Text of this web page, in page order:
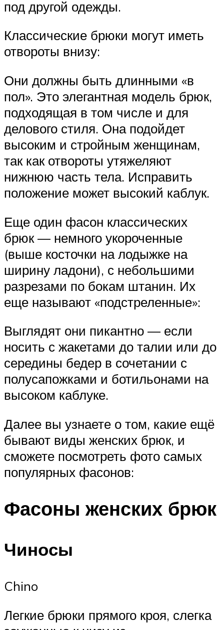
под другой одежды.
Классические брюки могут иметь
отвороты внизу:
Они должны быть длинными «в
пол». Это элегантная модель брюк,
подходящая в том числе и для
делового стиля. Она подойдет
высоким и стройным женщинам,
так как отвороты утяжеляют
нижнюю часть тела. Исправить
положение может высокий каблук.
Еще один фасон классических
брюк — немного укороченные
(выше косточки на лодыжке на
ширину ладони), с небольшими
разрезами по бокам штанин. Их
еще называют «подстреленные»:
Выглядят они пикантно — если
носить с жакетами до талии или до
середины бедер в сочетании с
полусапожками и ботильонами на
высоком каблуке.
Далее вы узнаете о том, какие ещё
бывают виды женских брюк, и
сможете посмотреть фото самых
популярных фасонов:
Фасоны женских брюк
Чиносы
Chino
Легкие брюки прямого кроя, слегка